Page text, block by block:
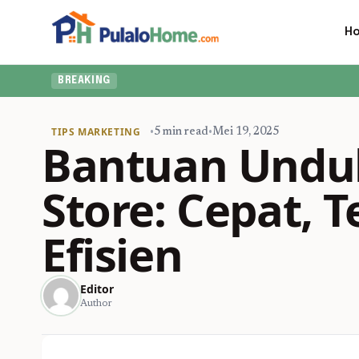
BREAKING
TIPS MARKETING •5 min read•Mei 19, 2025
Bantuan
Store: Cepat,
Efisien
Editor
Author